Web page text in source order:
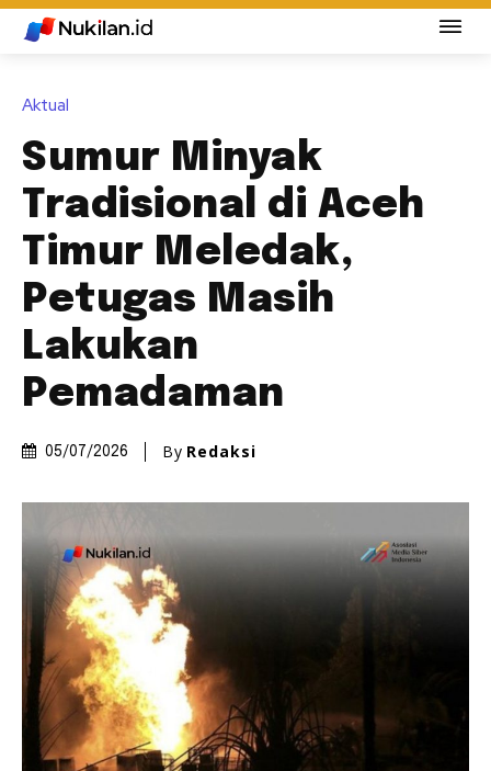
Aktual
Sumur Minyak
Tradisional di Aceh
Timur Meledak,
Petugas Masih
Lakukan
Pemadaman
05/07/2026 By Redaksi